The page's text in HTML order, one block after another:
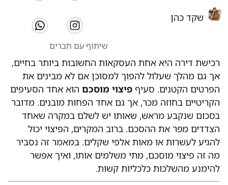
שקד כהן
שיתוף עם חברים
רכישת דירה היא אחת העסקאות החשובות ביותר בחיים,
אך גם מהלך שעלול להפוך למסוכן אם לא מבינים את
הפרטים הקטנים. סעיף פיצוי מוסכם הוא אחד הסעיפים
הקריטיים בחוזה מכר, אך גם אחד הפחות מובנים. מדובר
בסכום שנקבע מראש, שאותו יש לשלם במקרה שאחד
הצדדים מפר את ההסכם. ברוב המקרים, הפיצוי יכול
להגיע לעשרות או מאות אלפי שקלים. במאמר זה נסביר
מה זה פיצוי מוסכם, מתי משלמים אותו, ואיך אפשר
להימנע מהשלכות כלכליות קשות.